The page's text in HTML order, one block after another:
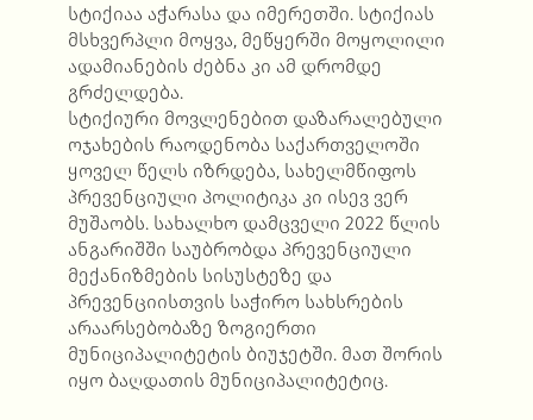
სტიქიაა აჭარასა და იმერეთში. სტიქიას
მსხვერპლი მოყვა, მეწყერში მოყოლილი
ადამიანების ძებნა კი ამ დრომდე
გრძელდება.
სტიქიური მოვლენებით დაზარალებული
ოჯახების რაოდენობა საქართველოში
ყოველ წელს იზრდება, სახელმწიფოს
პრევენციული პოლიტიკა კი ისევ ვერ
მუშაობს.სახალხო დამცველი 2022 წლის
ანგარიშში საუბრობდა პრევენციული
მექანიზმების სისუსტეზე და
პრევენციისთვის საჭირო სახსრების
არაარსებობაზე ზოგიერთი
მუნიციპალიტეტის ბიუჯეტში. მათ შორის
იყო ბაღდათის მუნიციპალიტეტიც.